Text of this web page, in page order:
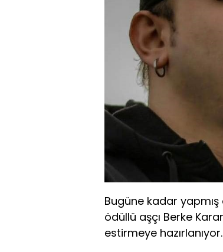
Bugüne kadar
ödüllü aşçı Berke
estirmeye hazırlanıyor.